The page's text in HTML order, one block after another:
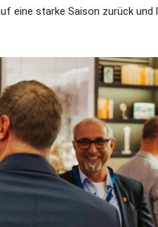
eine starke Saison zurück und